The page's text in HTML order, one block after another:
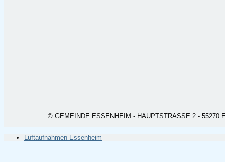
© GEMEINDE ESSENHEIM - HAUPTSTRASSE 2 - 55270
Luftaufnahmen Essenheim